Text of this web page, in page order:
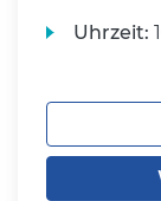
Uhrzeit: